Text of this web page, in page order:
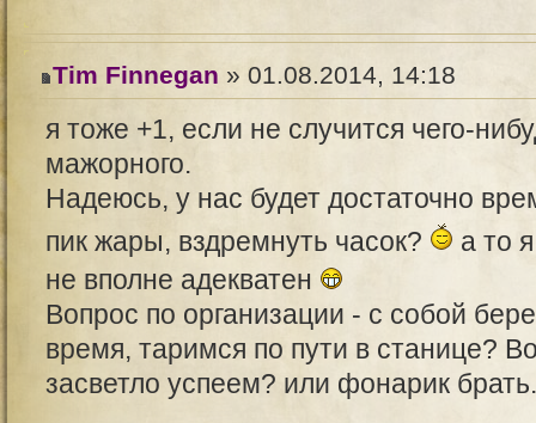
Tim Finnegan » 01.08.2014, 14:18
я тоже +1, если не случится чего-
мажорного.
Надеюсь, у нас будет достаточно
пик жары, вздремнуть часок?
а то
не вполне адекватен
Вопрос по организации - с собой
время, таримся по пути в станице?
засветло успеем? или фонарик брать.